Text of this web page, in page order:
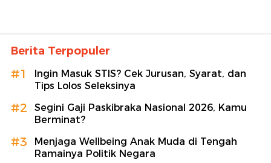
Berita Terpopuler
#1
Ingin Masuk STIS? Cek Jurusan, Syarat, dan
Tips Lolos Seleksinya
#2
Segini Gaji Paskibraka Nasional 2026, Kamu
Berminat?
#3
Menjaga Wellbeing Anak Muda di Tengah
Ramainya Politik Negara